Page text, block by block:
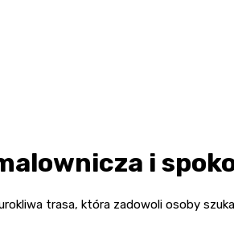
i
trasa, która zadowoli osoby